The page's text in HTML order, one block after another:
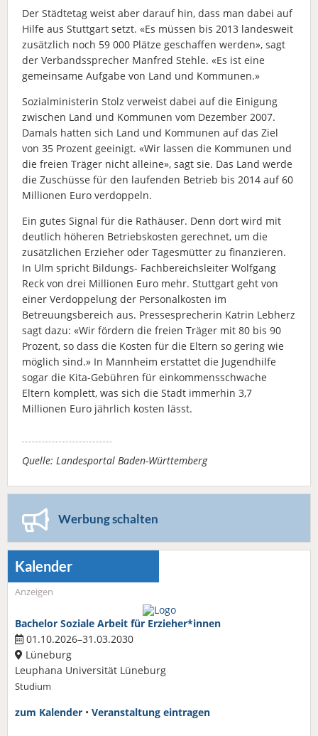
Der Städtetag weist aber darauf hin, dass man dabei auf
Hilfe aus Stuttgart setzt. «Es müssen bis 2013 landesweit
zusätzlich noch 59 000 Plätze geschaffen werden», sagt
der Verbandssprecher Manfred Stehle. «Es ist eine
gemeinsame Aufgabe von Land und Kommunen.»
Sozialministerin Stolz verweist dabei auf die Einigung
zwischen Land und Kommunen vom Dezember 2007.
Damals hatten sich Land und Kommunen auf das Ziel
von 35 Prozent geeinigt. «Wir lassen die Kommunen und
die freien Träger nicht alleine», sagt sie. Das Land werde
die Zuschüsse für den laufenden Betrieb bis 2014 auf 60
Millionen Euro verdoppeln.
Ein gutes Signal für die Rathäuser. Denn dort wird mit
deutlich höheren Betriebskosten gerechnet, um die
zusätzlichen Erzieher oder Tagesmütter zu finanzieren.
In Ulm spricht Bildungs- Fachbereichsleiter Wolfgang
Reck von drei Millionen Euro mehr. Stuttgart geht von
einer Verdoppelung der Personalkosten im
Betreuungsbereich aus. Pressesprecherin Katrin Lebherz
sagt dazu: «Wir fördern die freien Träger mit 80 bis 90
Prozent, so dass die Kosten für die Eltern so gering wie
möglich sind.» In Mannheim erstattet die Jugendhilfe
sogar die Kita-Gebühren für einkommensschwache
Eltern komplett, was sich die Stadt immerhin 3,7
Millionen Euro jährlich kosten lässt.
Quelle: Landesportal Baden-Württemberg
Werbung schalten
Kalender
Anzeigen
Bachelor Soziale Arbeit für Erzieher*innen
01.10.2026–31.03.2030
Lüneburg
Leuphana Universität Lüneburg
Studium
zum Kalender • Veranstaltung eintragen